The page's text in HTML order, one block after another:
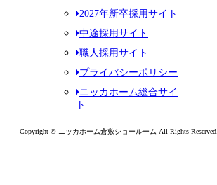
2027年新卒採用サイト
中途採用サイト
職人採用サイト
プライバシーポリシー
ニッカホーム総合サイ
ト
Copyright © ニッカホーム倉敷ショールーム All Rights Reserved.